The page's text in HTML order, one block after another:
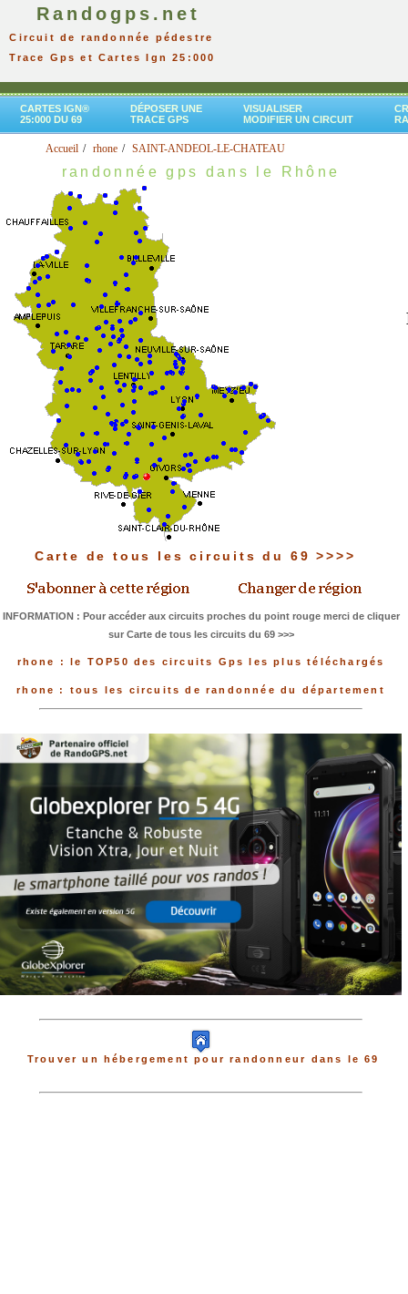
Randogps.net
Circuit de randonnée pédestre
Trace Gps et Cartes Ign 25:000
CARTES IGN®
25:000 DU 69
DÉPOSER UNE
TRACE GPS
VISUALISER
MODIFIER UN CIRCUIT
Accueil rhone SAINT-ANDEOL-LE-CHATEAU
randonnée gps dans le Rhône
Carte de tous les circuits du 69 >>>>
INFORMATION : Pour accéder aux circuits proches du point rouge merci de cliquer
sur Carte de tous les circuits du 69 >>>
rhone : le TOP50 des circuits Gps les plus téléchargés
rhone : tous les circuits de randonnée du département
Trouver un hébergement pour randonneur dans le 69